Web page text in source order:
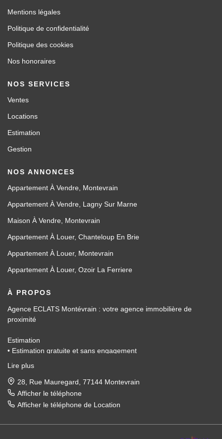
Mentions légales
Politique de confidentialité
Politique des cookies
Nos honoraires
NOS SERVICES
Ventes
Locations
Estimation
Gestion
NOS ANNONCES
Appartement À Vendre, Montevrain
Appartement À Vendre, Lagny Sur Marne
Maison À Vendre, Montevrain
Appartement À Louer, Chanteloup En Brie
Appartement À Louer, Montevrain
Appartement À Louer, Ozoir La Ferriere
À PROPOS
Agence ECLATS Montévrain : votre agence immobilière de
proximité
Estimation
• Estimation gratuite et sans engagement
• Accompagnement administratif
Vente
• Diffusion de l'annonce sur nos différents supports
• Organisation de visites
• Accompagnement jusqu'à la signature chez le notaire
Lire plus
28, Rue Mauregard, 77144 Montevrain
Afficher le téléphone
Afficher le téléphone de Location